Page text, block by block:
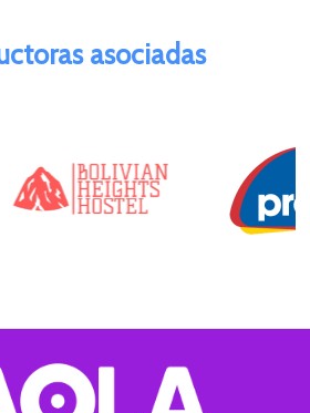
asociadas